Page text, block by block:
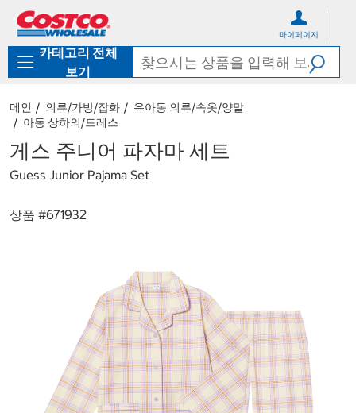
로
기
가
마이페이지
카테고리 전체
보기
메인 의류/가방/잡화
유아동 의류/속옷/양말
아동 상하의/드레스
게스 주니어 파자마 세트
Guess Junior Pajama Set
상품 #671932